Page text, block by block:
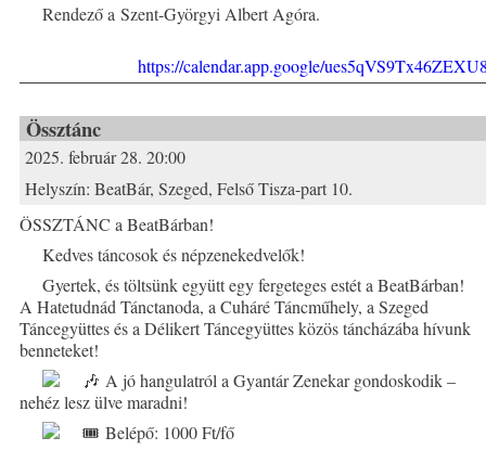
Rendező a Szent-Györgyi Albert Agóra.
https://calendar.app.google/
Össztánc
2025. február 28. 20:00
Helyszín: BeatBár, Szeged, Felső Tisza-part 10.
ÖSSZTÁNC a BeatBárban!
Kedves táncosok és népzenekedvelők!
Gyertek, és töltsünk együtt egy fergeteges estét a BeatBárban!
A Hatetudnád Tánctanoda, a Cuháré Táncműhely, a Szeged
Táncegyüttes és a Délikert Táncegyüttes közös táncházába hívunk
benneteket!
A jó hangulatról a Gyantár Zenekar gondoskodik –
nehéz lesz ülve maradni!
Belépő: 1000 Ft/fő